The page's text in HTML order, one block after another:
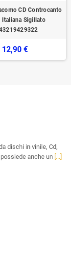
CD Controcanto
Italiana Sigillato
12,90 €
dischi in vinile, Cd,
anche un [...]